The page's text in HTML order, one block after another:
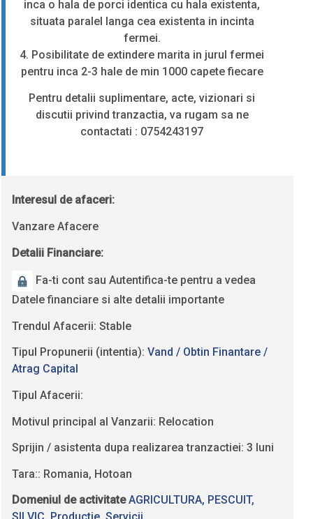
inca o hala de porci identica cu hala existenta,
situata paralel langa cea existenta in incinta
fermei.
4. Posibilitate de extindere marita in jurul fermei
pentru inca 2-3 hale de min 1000 capete fiecare
Pentru detalii suplimentare, acte, vizionari si
discutii privind tranzactia, va rugam sa ne
contactati : 0754243197
Interesul de afaceri:
Vanzare Afacere
Detalii Financiare:
Fa-ti cont sau Autentifica-te pentru a vedea
Datele financiare si alte detalii importante
Trendul Afacerii: Stable
Tipul Propunerii (intentia): Vand / Obtin Finantare /
Atrag Capital
Tipul Afacerii:
Motivul principal al Vanzarii: Relocation
Sprijin / asistenta dupa realizarea tranzactiei: 3 luni
Tara:: Romania, Hotoan
Domeniul de activitate AGRICULTURA, PESCUIT,